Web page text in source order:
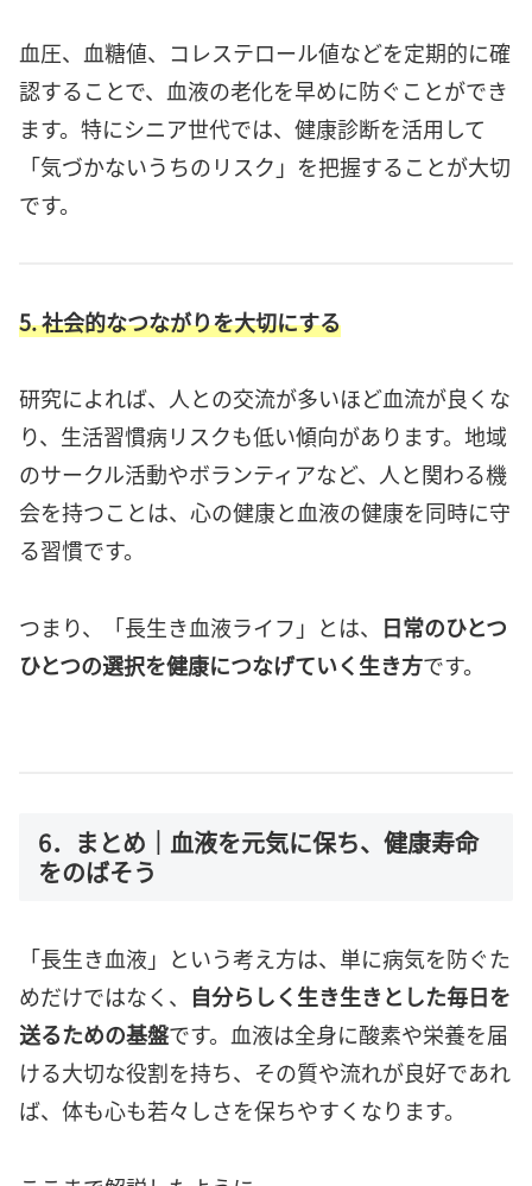
血圧、血糖値、コレステロール値などを定期的に確
認することで、血液の老化を早めに防ぐことができ
ます。特にシニア世代では、健康診断を活用して
「気づかないうちのリスク」を把握することが大切
です。
5. 社会的なつながりを大切にする
研究によれば、人との交流が多いほど血流が良くな
り、生活習慣病リスクも低い傾向があります。地域
のサークル活動やボランティアなど、人と関わる機
会を持つことは、心の健康と血液の健康を同時に守
る習慣です。
つまり、「長生き血液ライフ」とは、
日常のひとつ
ひとつの選択を健康につなげていく生き方です。
6．まとめ｜血液を元気に保ち、健康寿命
をのばそう
「長生き血液」という考え方は、単に病気を防ぐた
めだけではなく、 自分らしく生き生きとした毎日を
送るための基盤です。血液は全身に酸素や栄養を届
ける大切な役割を持ち、その質や流れが良好であれ
ば、体も心も若々しさを保ちやすくなります。